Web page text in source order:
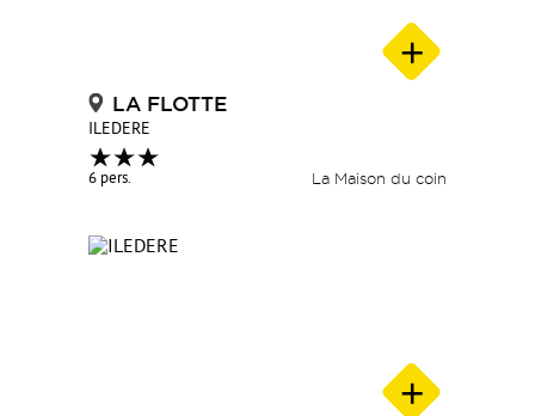
LA FLOTTE
ILEDERE
6 pers. La Maison du coin